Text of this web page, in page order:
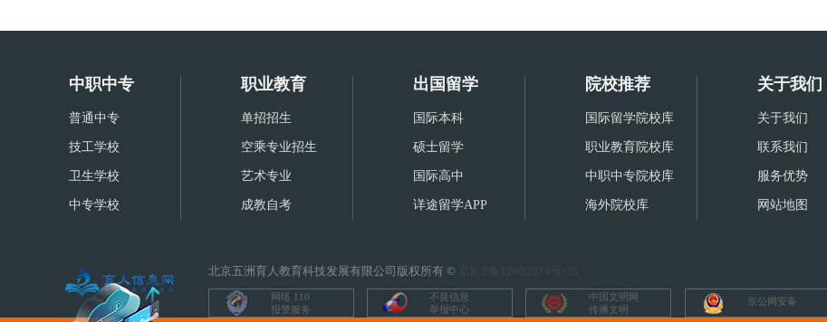
中职中专
普通中专
技工学校
卫生学校
中专学校
职业教育
单招招生
空乘专业招生
艺术专业
成教自考
出国留学
国际本科
硕士留学
国际高中
详途留学APP
院校推荐
国际留学院校库
职业教育院校库
中职中专院校库
海外院校库
关于我们
关于我们
联系我们
服务优势
网站地图
北京五洲育人教育科技发展有限公司版权所有 © 京ICP备12002074号-25
网络 110
报警服务
不良信息
举报中心
中国文明网
传播文明
京公网安备